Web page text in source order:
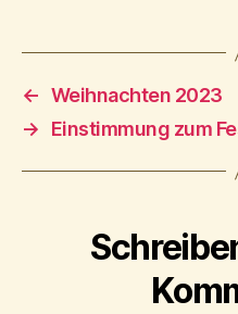
← Weihnachten 2023
→
Einstimmung zum